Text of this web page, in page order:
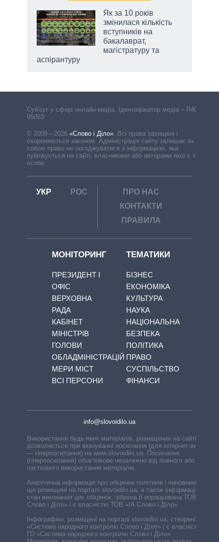
Як за 10 років
змінилася кількість
вступників на
бакалаврат,
магістратуру та
аспірантуру
Cуб'єкт у сфері онлайн-медіа. Ідентифікатор медіа – R40-
05063
© 2009—2026 «Слово і Діло»
Всі права захищені і
охороняються законом. Адміністрація сайту залишає за
собою право не погоджуватися з інформацією, яка
публікується на сайті, власниками або авторами якої є треті
особи.
УКР РОС
ПРО НАС
КОНТАКТИ
ПРАВИЛА
МОНІТОРИНГ
ПРЕЗИДЕНТ І
ОФІС
ВЕРХОВНА
РАДА
КАБІНЕТ
МІНІСТРІВ
ГОЛОВИ
ОБЛАДМІНІСТРАЦІЙ
МЕРИ МІСТ
ВСІ ПЕРСОНИ
ТЕМАТИКИ
БІЗНЕС
ЕКОНОМІКА
КУЛЬТУРА
НАУКА
НАЦІОНАЛЬНА
БЕЗПЕКА
ПОЛІТИКА
ПРАВО
СУСПІЛЬСТВО
ФІНАНСИ
info@slovoidilo.ua
Використання будь-яких матеріалів, розміщених на сайті,
дозволяється при вказуванні посилання (для інтернет-видань
— гіперпосилання) на www.slovoidilo.ua. Посилання
(гіперпосилання) обов’язкове незалежно від повного або
часткового використання матеріалів.
Аналітична інформація про обіцянки політиків і чиновників,
що розміщені на порталі slovoidilo.ua, а також інформація про
стан виконання цих обіцянок, зібрана й опрацьована ТОВ «ІА
Слово і Діло» і є власністю ТОВ «ІА Слово і Діло».
Інфографіки, розміщені на порталі slovoidilo.ua, створені ГО
«Система народного контролю Слово і Діло» і є власністю
ГО «Система народного контролю Слово і Діло».